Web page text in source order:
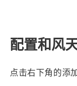
配置和风
点击右下角的添